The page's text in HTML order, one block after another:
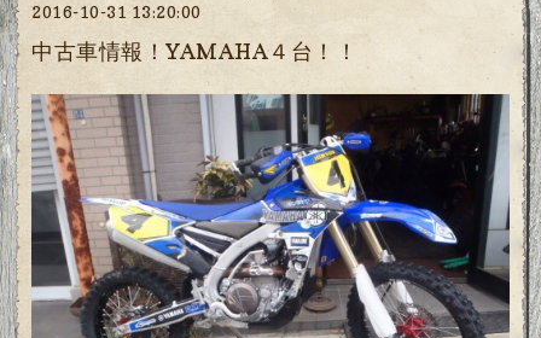
2016-10-31 13:20:00
中古車情報！YAMAHA４台！！